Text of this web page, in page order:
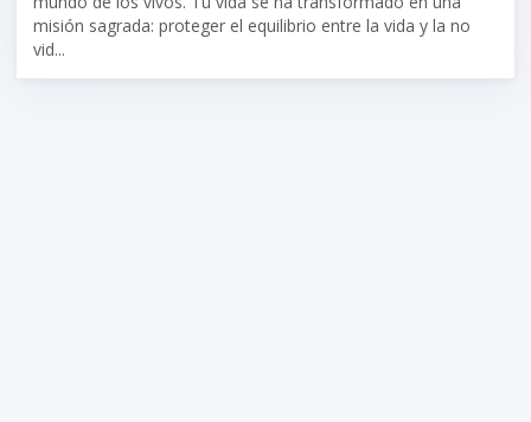
misión sagrada: proteger el equilibrio entre la vida y la no
vid...